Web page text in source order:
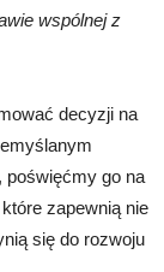
wspólnej z
decyzji na
go na
zapewnią nie
się do rozwoju